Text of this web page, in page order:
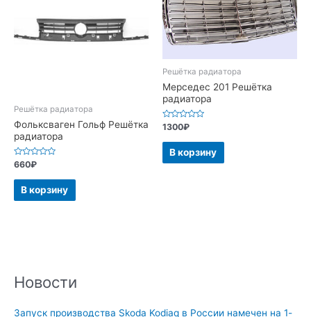
Новости
Запуск производства Skoda Kodiaq в России намечен на 1-
Решётка радиатора
Фольксваген Гольф Решётка
радиатора
Оценка
0
из
660₽
В корзину
Решётка радиатора
Мерседес 201 Решётка
радиатора
Оценка
из
1300₽
В корзину